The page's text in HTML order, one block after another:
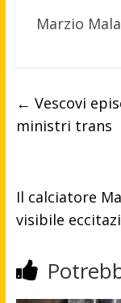
Marzio
← Vescovi
ministri trans
Il calciatore
visibile